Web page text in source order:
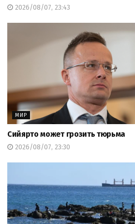
2026/08/07, 23:43
МИР
Сийярто может грозить тюрьма
2026/08/07, 23:30